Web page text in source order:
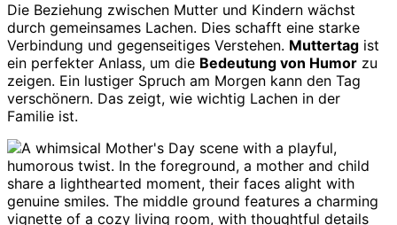
Die Beziehung zwischen Mutter und Kindern wächst
durch gemeinsames Lachen. Dies schafft eine starke
Verbindung und gegenseitiges Verstehen. Muttertag ist
ein perfekter Anlass, um die Bedeutung von Humor zu
zeigen. Ein lustiger Spruch am Morgen kann den Tag
verschönern. Das zeigt, wie wichtig Lachen in der
Familie ist.